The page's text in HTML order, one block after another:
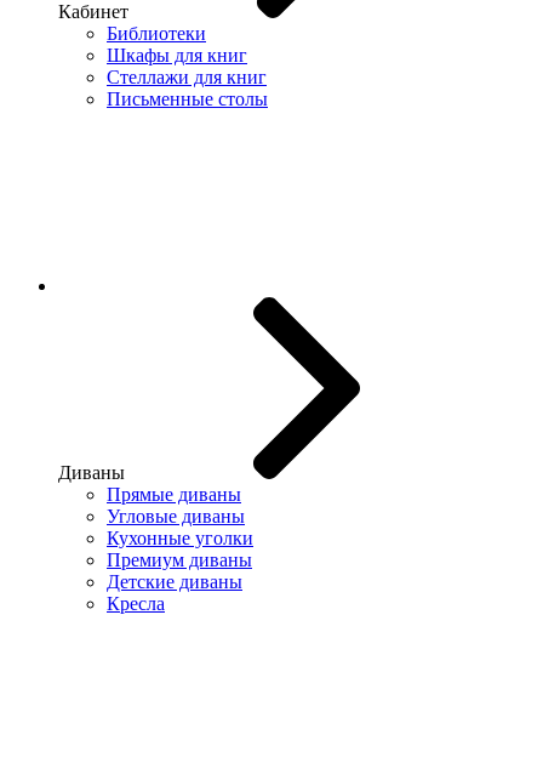
Кабинет
Библиотеки
Шкафы для книг
Стеллажи для книг
Письменные столы
Диваны
Прямые диваны
Угловые диваны
Кухонные уголки
Премиум диваны
Детские диваны
Кресла